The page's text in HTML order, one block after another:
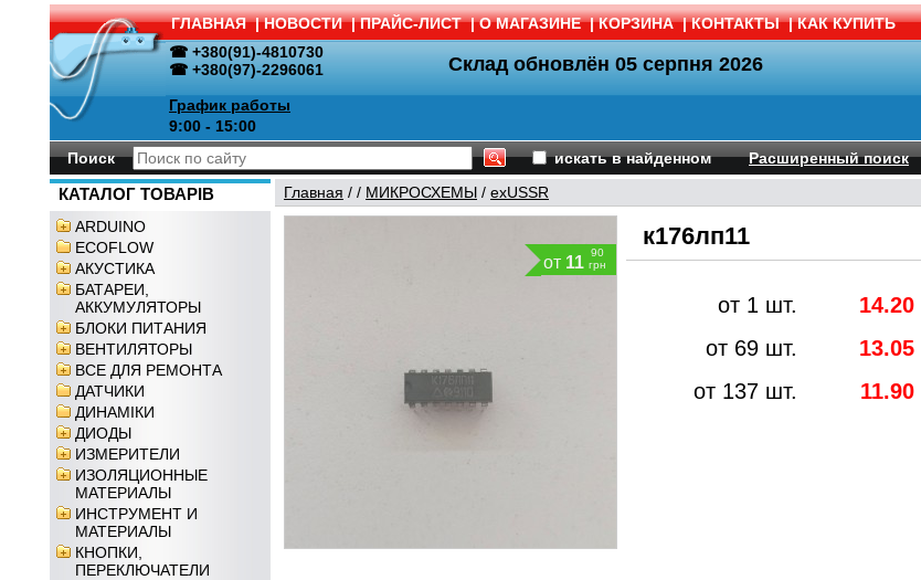
ГЛАВНАЯ | НОВОСТИ | ПРАЙС-ЛИСТ | О МАГАЗИНЕ | КОРЗИНА | КОНТАКТЫ | КАК КУПИТЬ
☎ +380(91)-4810730
☎ +380(97)-2296061
График работы
9:00 - 15:00
Склад обновлён 05 серпня 2026
Поиск искать в найденном Расширенный поиск
КАТАЛОГ ТОВАРІВ
ARDUINO
ECOFLOW
АКУСТИКА
БАТАРЕИ,
АККУМУЛЯТОРЫ
БЛОКИ ПИТАНИЯ
ВЕНТИЛЯТОРЫ
ВСЕ ДЛЯ РЕМОНТА
ДАТЧИКИ
ДИНАМІКИ
ДИОДЫ
ИЗМЕРИТЕЛИ
ИЗОЛЯЦИОННЫЕ
МАТЕРИАЛЫ
ИНСТРУМЕНТ И
МАТЕРИАЛЫ
КНОПКИ,
ПЕРЕКЛЮЧАТЕЛИ
Главная / / МИКРОСХЕМЫ / exUSSR
от 11
90
грн
к176лп11
от 1 шт. 14.20
от 69 шт.
13.05
от 137 шт.
11.90